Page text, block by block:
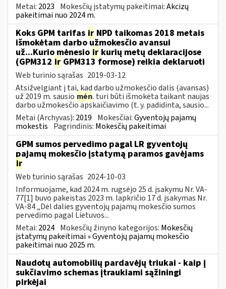
Metai: 2023 Mokesčių įstatymų pakeitimai:Akcizų
pakeitimai nuo 2024 m.
Koks GPM tarifas ir NPD taikomas 2018 metais
išmokėtam darbo užmokesčio avansui
už...Kurio mėnesio ir kurių metų deklaracijose
(GPM312 ir GPM313 formose) reikia deklaruoti
Web turinio sąrašas 2019-03-12
Atsižvelgiant į tai, kad darbo užmokesčio dalis (avansas)
už 2019 m. sausio mėn. turi būti išmokėta taikant naujas
darbo užmokesčio apskaičiavimo (t. y. padidinta, sausio...
Metai (Archyvas): 2019 Mokesčiai:Gyventojų pajamų
mokestis Pagrindinis: Mokesčių pakeitimai
GPM sumos pervedimo pagal LR gyventojų
pajamų mokesčio įstatymą paramos gavėjams
ir
Web turinio sąrašas 2024-10-03
Informuojame, kad 2024 m. rugsėjo 25 d. įsakymu Nr. VA-
77[1] buvo pakeistas 2023 m. lapkričio 17 d. įsakymas Nr.
VA-84 „Dėl dalies gyventojų pajamų mokesčio sumos
pervedimo pagal Lietuvos...
Metai: 2024 Mokesčių žinyno kategorijos: Mokesčių
įstatymų pakeitimai » Gyventojų pajamų mokesčio
pakeitimai nuo 2025 m.
Naudotų automobilių pardavėjų triukai - kaip į
sukčiavimo schemas įtraukiami sąžiningi
pirkėjai